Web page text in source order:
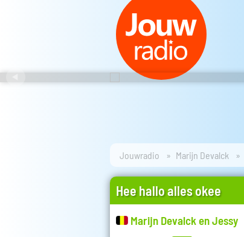
Jouwradio Marijn Devalck
Hee hallo alles okee
Marijn Devalck en Jessy